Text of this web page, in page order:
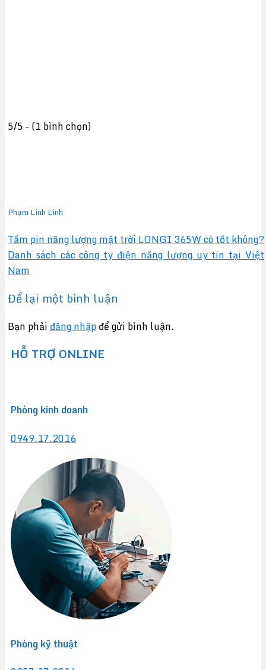
5/5 - (1 bình chọn)
Phạm Linh Linh
Tấm pin năng lượng mặt trời LONGI 365W có tốt không?
Danh sách các công ty điện năng lượng uy tín tại Việt
Nam
Để lại một bình luận
Bạn phải đăng nhậpđể gửi bình luận.
HỖ TRỢ ONLINE
Phòng kinh doanh
0949.17.2016
Phòng kỹ thuật